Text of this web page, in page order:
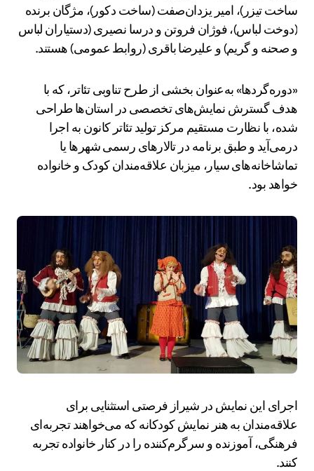
ساخت تیزر)، امیر یزدان‌صفت (ساخت دکور)، مژگان برنده
(دوخت لباس)، فوژان فروتن و درسا نصیری (دستیاران لباس
و صحنه و گریم) و علیرضا باقری (روابط عمومی) هستند.
«دوره‌گردها» به‌عنوان بخشی از طرح تناوبی تئاتر، که با
هدف گسترش نمایش‌های تخصصی در استان‌ها طراحی
شده، با نظارت مستقیم مرکز تولید تئاتر کانون به اجرا
درمی‌آید و طبق برنامه در تالارهای رسمی شهرها یا
تماشاخانه‌های سیار، میزبان علاقه‌مندان کودک و خانواده
خواهد بود.
اجرای این نمایش در شیراز فرصتی استثنایی برای
علاقه‌مندان به هنر نمایش کودکانه که می‌خواهند تجربه‌ای
فرهنگی، آموزنده و سرگرم‌کننده را در کنار خانواده تجربه
کنند.